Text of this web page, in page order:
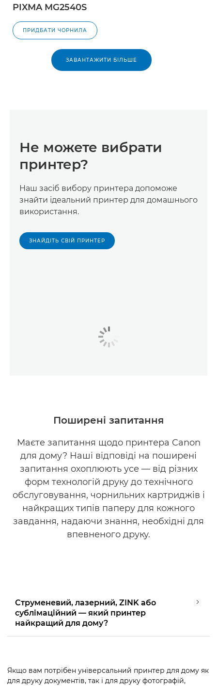
PIXMA MG2540S
ПРИДБАТИ ЧОРНИЛА
ЗАВАНТАЖИТИ БІЛЬШЕ
СКИНУТИ
Не можете вибрати
принтер?
Наш засіб вибору принтера допоможе
знайти ідеальний принтер для домашнього
використання.
ЗНАЙДІТЬ СВІЙ ПРИНТЕР
Поширені запитання
Маєте запитання щодо принтера Canon
для дому? Наші відповіді на поширені
запитання охоплюють усе — від різних
форм технологій друку до технічного
обслуговування, чорнильних картриджів і
найкращих типів паперу для кожного
завдання, надаючи знання, необхідні для
впевненого друку.
Струменевий, лазерний, ZINK або
сублімаційний — який принтер
найкращий для дому?
Якщо вам потрібен універсальний принтер для дому як
для друку документів, так і для друку фотографій,